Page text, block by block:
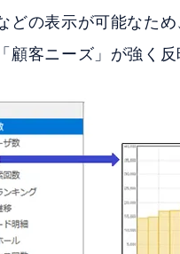
どの表示が可能なた
顧客ニーズ」が強く